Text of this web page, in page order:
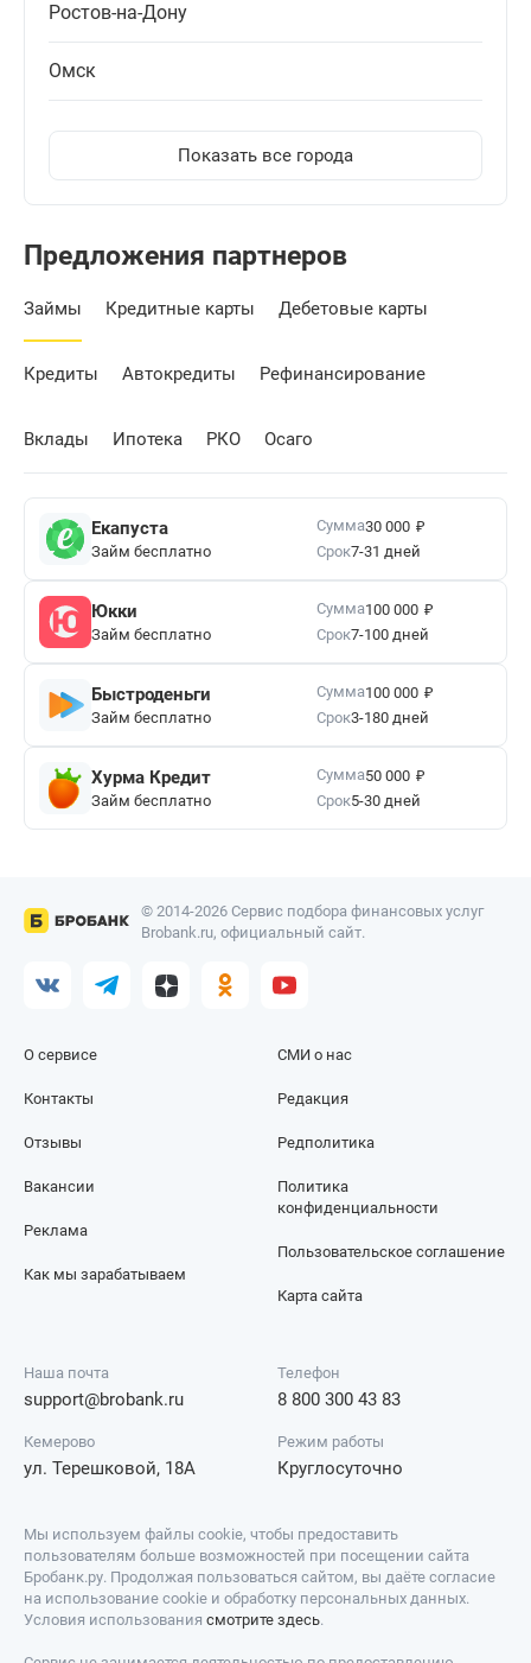
Ростов-на-Дону
Омск
Показать все города
Предложения партнеров
Займы Кредитные карты Дебетовые карты
Кредиты Автокредиты Рефинансирование
Вклады Ипотека РКО Осаго
Екапуста
Займ бесплатно
Сумма30 000 ₽
Срок7-31 дней
Юкки
Займ бесплатно
Сумма100 000 ₽
Срок7-100 дней
Быстроденьги
Займ бесплатно
Сумма100 000 ₽
Срок3-180 дней
Хурма Кредит
Займ бесплатно
Сумма50 000 ₽
Срок5-30 дней
© 2014-2026 Сервис подбора финансовых услуг
Brobank.ru, официальный сайт.
О сервисе
Контакты
Отзывы
СМИ о нас
Редакция
Редполитика
Вакансии
Реклама
Как мы зарабатываем
Политика
конфиденциальности
Пользовательское соглашение
Карта сайта
Наша почта
support@brobank.ru
Телефон
8 800 300 43 83
Кемерово
ул. Терешковой, 18А
Режим работы
Круглосуточно
Мы используем файлы cookie, чтобы предоставить
пользователям больше возможностей при посещении сайта
Бробанк.ру. Продолжая пользоваться сайтом, вы даёте согласие
на использование cookie и обработку персональных данных.
Условия использования смотрите здесь.